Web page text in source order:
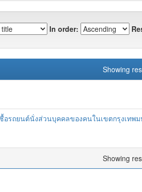
In order:
Showing
รถยนต์นั่งส่วนบุคคลของคนในเขตกรุงเทพ
Showing